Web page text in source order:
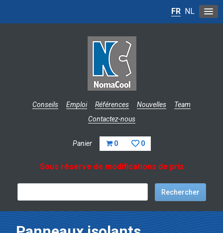
Conseils Emploi Références Nouvelles
Team
Contactez-nous
Panier 0 0
FR NL
Sous réserve de modifications de prix